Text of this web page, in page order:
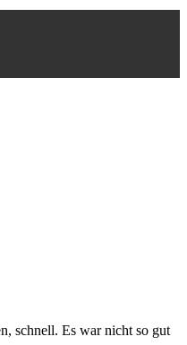
schnell. Es war nicht so gut